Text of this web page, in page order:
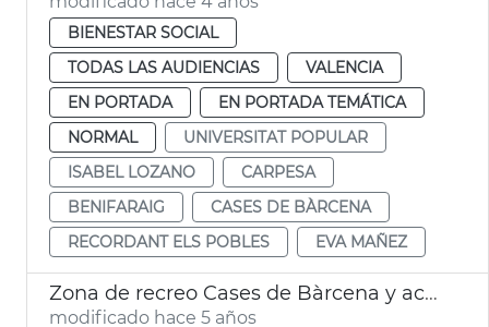
BIENESTAR SOCIAL
TODAS LAS AUDIENCIAS
VALENCIA
EN PORTADA
EN PORTADA TEMÁTICA
NORMAL
UNIVERSITAT POPULAR
ISABEL LOZANO
CARPESA
BENIFARAIG
CASES DE BÀRCENA
RECORDANT ELS POBLES
EVA MAÑEZ
Zona de recreo Cases de Bàrcena y accesibilidad Alcaldía Benifaraig
modificado hace 5 años